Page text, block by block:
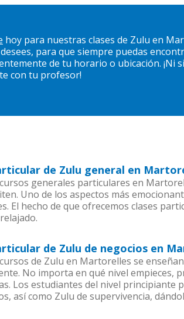
hoy para nuestras clases de Zulu en
para que siempre puedas
de tu horario o ubicación. ¡Ni
con tu profesor!
de Zulu general en
generales particulares en
Uno de los aspectos más
El hecho de que ofrecemos clases
de Zulu de negocios en
de Zulu en Martorelles se
No importa en qué nivel empieces,
Los estudiantes del nivel principiante
así como Zulu de supervivencia,